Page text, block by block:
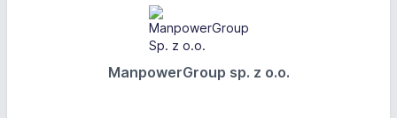
ManpowerGroup sp. z o.o.